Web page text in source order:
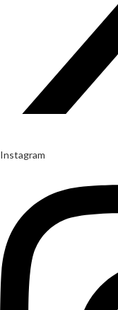
Instagram